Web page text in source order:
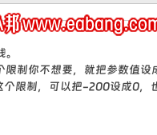
制你不想要，就把参数值
限制，可以把-200设成0，